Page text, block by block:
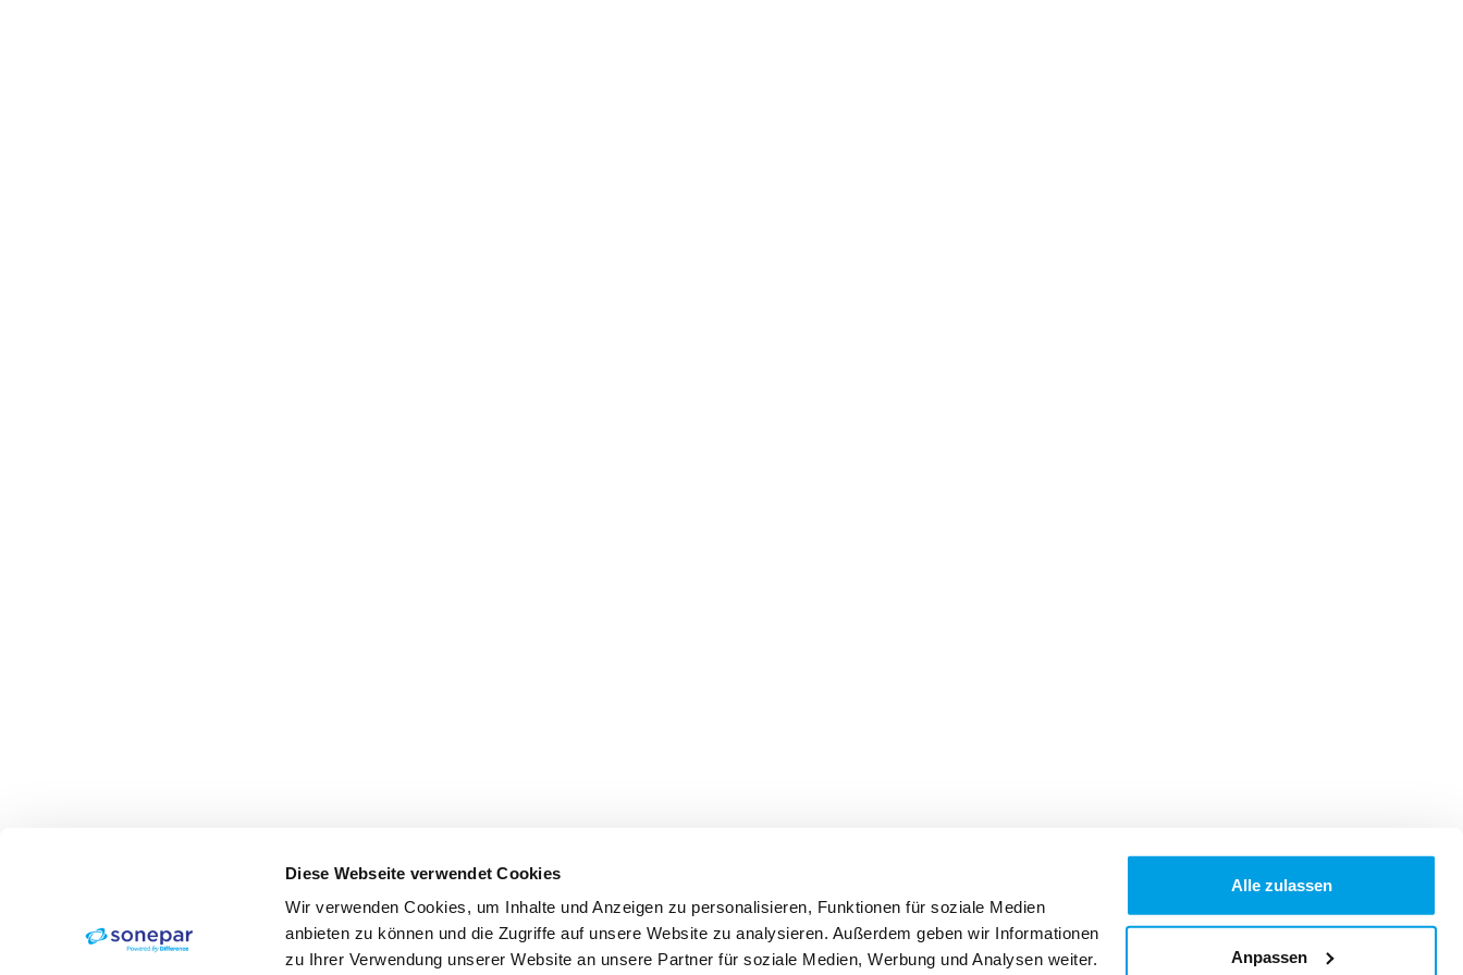
Diese Webseite verwendet Cookies
Wir verwenden Cookies, um Inhalte und Anzeigen zu personalisieren, Funktionen für soziale Medien
anbieten zu können und die Zugriffe auf unsere Website zu analysieren. Außerdem geben wir Informationen
zu Ihrer Verwendung unserer Website an unsere Partner für soziale Medien, Werbung und Analysen weiter.
Alle zulassen
Anpassen